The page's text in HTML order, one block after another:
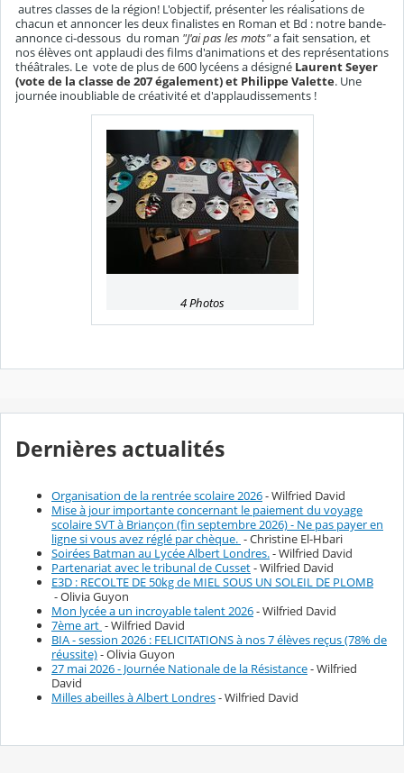
autres classes de la région! L'objectif, présenter les réalisations de
chacun et annoncer les deux finalistes en Roman et Bd : notre bande-
annonce ci-dessous du roman "J'ai pas les mots"a fait sensation, et
nos élèves ont applaudi des films d'animations et des représentations
théâtrales. Le vote de plus de 600 lycéens a désigné Laurent Seyer
(vote de la classe de 207 également) et Philippe Valette. Une
journée inoubliable de créativité et d'applaudissements !
4 Photos
Dernières actualités
Organisation de la rentrée scolaire 2026- Wilfried David
Mise à jour importante concernant le paiement du voyage
scolaire SVT à Briançon (fin septembre 2026) - Ne pas payer en
ligne si vous avez réglé par chèque. - Christine El-Hbari
Soirées Batman au Lycée Albert Londres.- Wilfried David
Partenariat avec le tribunal de Cusset- Wilfried David
E3D : RECOLTE DE 50kg de MIEL SOUS UN SOLEIL DE PLOMB
- Olivia Guyon
Mon lycée a un incroyable talent 2026- Wilfried David
7ème art - Wilfried David
BIA - session 2026 : FELICITATIONS à nos 7 élèves reçus (78% de
réussite)- Olivia Guyon
27 mai 2026 - Journée Nationale de la Résistance- Wilfried
David
Milles abeilles à Albert Londres- Wilfried David